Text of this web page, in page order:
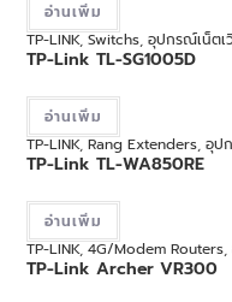
อ่านเพิ่ม
TP-LINK,Switchs,อุปกรณ์เน็ตเ
TP-Link TL-SG1005D
อ่านเพิ่ม
TP-LINK,Rang Extenders,อุป
TP-Link TL-WA850RE
อ่านเพิ่ม
TP-LINK,4G/Modem Routers,
TP-Link Archer VR300